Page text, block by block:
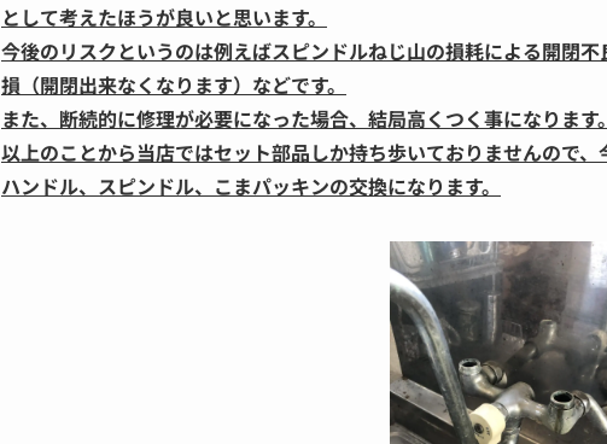
として考えたほうが良いと思います。
今後のリスクというのは例えばスピンドルねじ山の損耗による開閉
損（開閉出来なくなります）などです。
また、断続的に修理が必要になった場合、結局高くつく事になります。
以上のことから当店ではセット部品しか持ち歩いておりませんので
ハンドル、スピンドル、こまパッキンの交換になります。